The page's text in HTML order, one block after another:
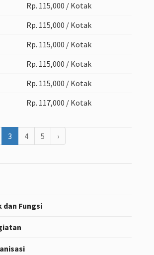
Rp. 115,000 / Kotak
Rp. 115,000 / Kotak
Rp. 115,000 / Kotak
Rp. 115,000 / Kotak
Rp. 115,000 / Kotak
Rp. 117,000 / Kotak
3 4 5 ›
dan Fungsi